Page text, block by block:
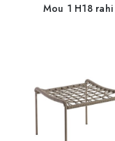
Mou 1 H18 rahi